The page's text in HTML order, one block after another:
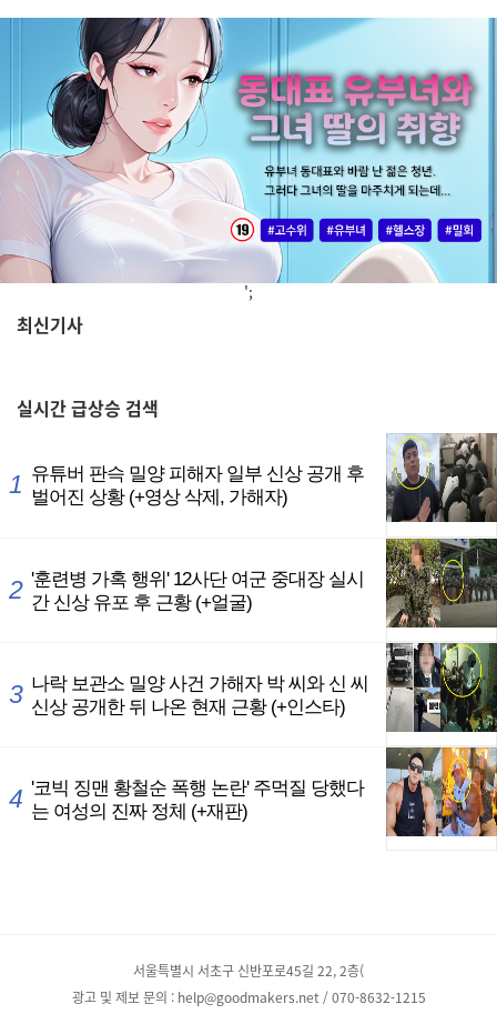
';
최신기사
실시간급상승 검색
서울특별시 서초구 신반포로45길 22, 2층(
광고 및 제보 문의 : help@goodmakers.net / 070-8632-1215